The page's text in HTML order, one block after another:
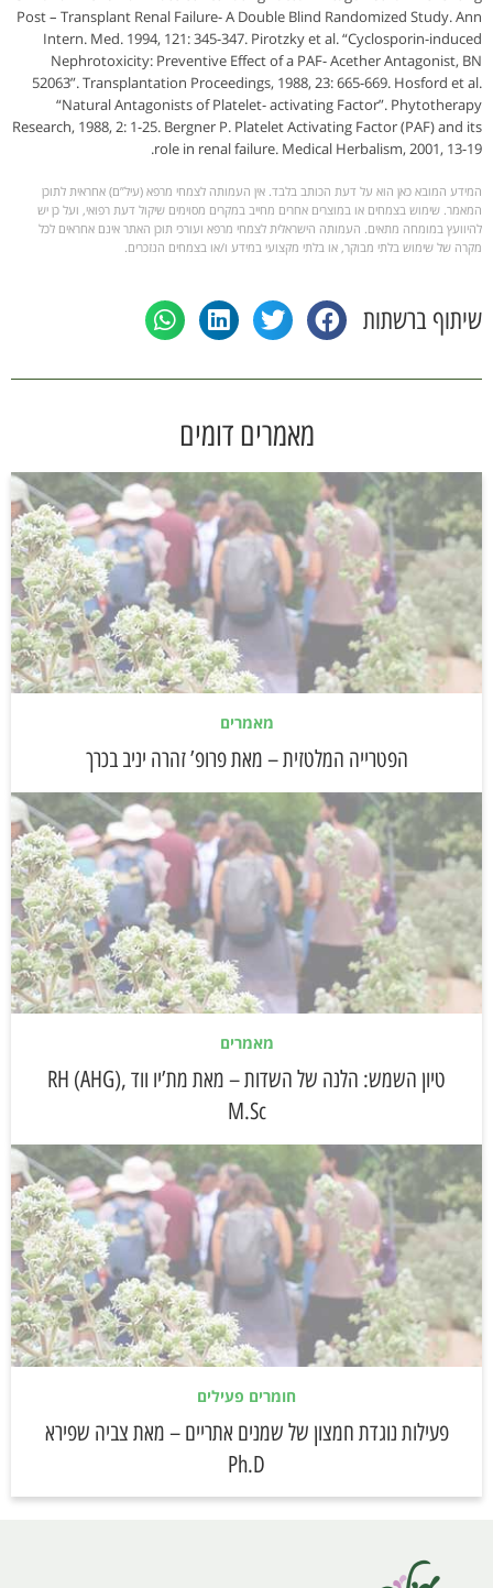
Post – Transplant Renal Failure- A Double Blind Randomized Study. Ann
Intern. Med. 1994, 121: 345-347. Pirotzky et al. “Cyclosporin-induced
Nephrotoxicity: Preventive Effect of a PAF- Acether Antagonist, BN
52063”. Transplantation Proceedings, 1988, 23: 665-669. Hosford et al.
“Natural Antagonists of Platelet- activating Factor”. Phytotherapy
Research, 1988, 2: 1-25. Bergner P. Platelet Activating Factor (PAF) and its
role in renal failure. Medical Herbalism, 2001, 13-19.
המידע המובא כאן הוא על דעת הכותב בלבד. אין העמותה לצמחי מרפא (עיל”ם) אחראית לתוכן
המאמר. שימוש בצמחים או במוצרים אחרים מחייב במקרים מסוימים שיקול דעת רפואי, ועל כן יש
להיוועץ במומחה מתאים. העמותה הישראלית לצמחי מרפא ועורכי תוכן האתר אינם אחראים לכל
מקרה של שימוש בלתי מבוקר, או בלתי מקצועי במידע ו/או בצמחים הנזכרים.
שיתוף ברשתות
מאמרים דומים
מאמרים
הפטרייה המלטזית – מאת פרופ’ זהרה יניב בכרך
מאמרים
טיון השמש: הלנה של השדות – מאת מת’יו ווד RH (AHG),
M.Sc
חומרים פעילים
פעילות נוגדת חמצון של שמנים אתריים – מאת צביה שפירא
Ph.D